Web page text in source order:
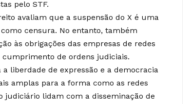
pelo STF.
avaliam que a suspensão do X é uma
censura. No entanto, também
às obrigações das empresas de redes
cumprimento de ordens judiciais.
liberdade de expressão e a democracia
amplas para a forma como as redes
judiciário lidam com a disseminação de